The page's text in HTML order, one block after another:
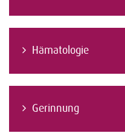
Hämatologie
Gerinnung